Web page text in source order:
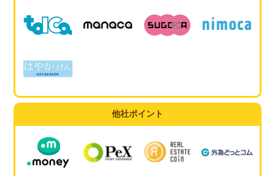
他社ポイント